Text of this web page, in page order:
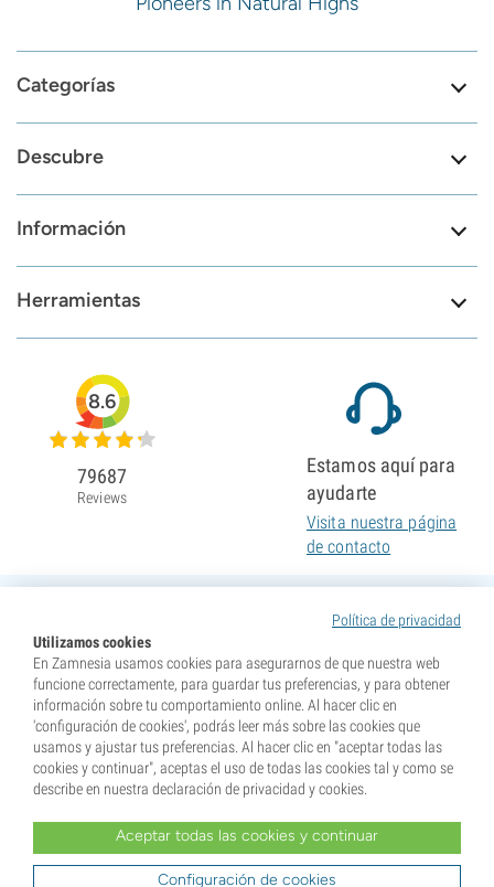
Categorías
Descubre
Información
Herramientas
Política de privacidad
Utilizamos cookies
En Zamnesia usamos cookies para asegurarnos de que nuestra web
funcione correctamente, para guardar tus preferencias, y para obtener
información sobre tu comportamiento online. Al hacer clic en
'configuración de cookies', podrás leer más sobre las cookies que
usamos y ajustar tus preferencias. Al hacer clic en "aceptar todas las
cookies y continuar", aceptas el uso de todas las cookies tal y como se
describe en nuestra declaración de privacidad y cookies.
Aceptar todas las cookies y continuar
Configuración de cookies
8.6
79687
Reviews
Estamos aquí para
ayudarte
Visita nuestra página
de contacto
* Nuestras semillas se venden como suvenires. La germinación de semillas es ilegal en muchos
tu lugar de residencia y que conoces las normativas locales. También eximes de toda responsabilidad a